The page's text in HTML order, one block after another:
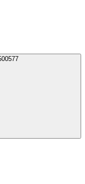
+7 (8442) 500577